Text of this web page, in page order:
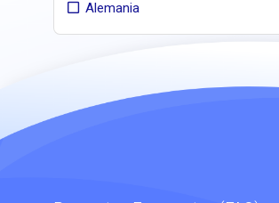
Alemania